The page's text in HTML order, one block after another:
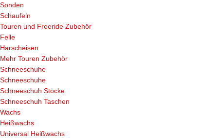
Sonden
Schaufeln
Touren und Freeride Zubehör
Felle
Harscheisen
Mehr Touren Zubehör
Schneeschuhe
Schneeschuhe
Schneeschuh Stöcke
Schneeschuh Taschen
Wachs
Heißwachs
Universal Heißwachs